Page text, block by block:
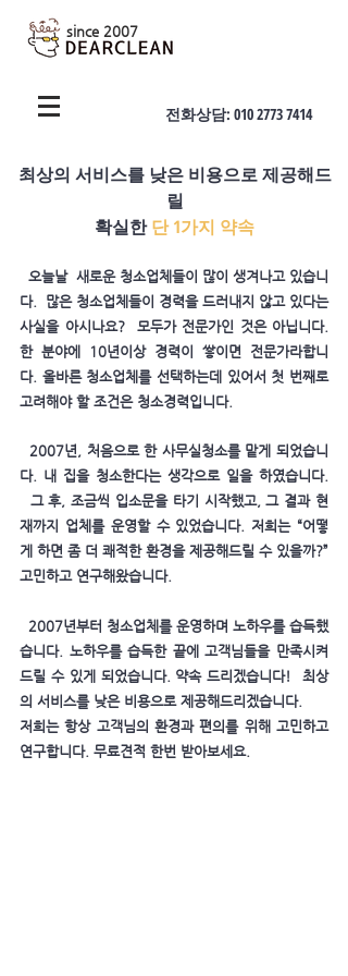
​since 2007
전화상담: 010 2773 7414
최상의 서비스를 낮은 비용으로 제공해드
릴
확실한단 1가지 약속
오늘날 ​새로운 청소업체들이 많이 생겨나고 있습니
다. 많은 청소업체들이 경력을 드러내지 않고 있다는
사실을 아시나요? 모두가 전문가인 것은 아닙니다.
한 분야에 10년이상 경력이 쌓이면 전문가라합니
다. 올바른 청소업체를 선택하는데 있어서 첫 번째로
고려해야 할 조건은 청소경력입니다.
2007년, 처음으로 한 사무실청소를 맡게 되었습니
다. 내 집을 청소한다는 생각으로 일을 하였습니다.
그 후, 조금씩 입소문을 타기 시작했고, 그 결과 현
재까지 업체를 운영할 수 있었습니다. 저희는 “어떻
게 하면 좀 더 쾌적한 환경을 제공해드릴 수 있을까?”
고민하고 연구해왔습니다. ​
2007년부터 청소업체를 운영하며 노하우를 습득했
습니다. 노하우를 습득한 끝에 고객님들을 만족시켜
드릴 수 있게 되었습니다. 약속 드리겠습니다! 최상
의 서비스를 낮은 비용으로 제공해드리겠습니다.
저희는항상 고객님의 환경과 편의를 위해 고민하고
연구합니다. 무료견적 한번 받아보세요.